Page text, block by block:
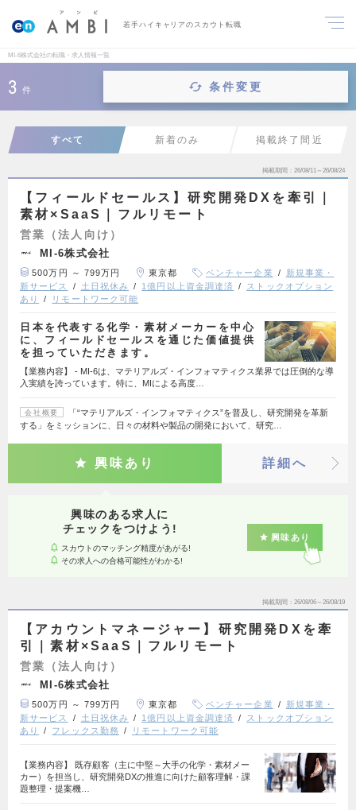
若手ハイキャリアのスカウト転職
MI-6株式会社の転職・求人情報一覧
3 件 条件変更
すべて 新着のみ 掲載終了間近
掲載期間 26/08/11～26/08/24
【フィールドセールス】研究開発DXを牽引｜
素材×SaaS｜フルリモート
営業（法人向け）
MI-6株式会社
500万円 ～ 799万円 東京都 ベンチャー企業
新規事業・
新サービス
土日祝休み 1億円以上資金調達済
ストックオプション
あり
リモートワーク可能
日本を代表する化学・素材メーカーを中心
に、フィールドセールスを通じた価値提供
を担っていただきます。
【業務内容】 - MI-6は、マテリアルズ・インフォマティクス業界では圧倒的な導
入実績を誇っています。特に、MIによる高度…
会社概要
「“マテリアルズ・インフォマティクス”を普及し、研究開発を革新
する」をミッションに、日々の材料や製品の開発において、研究…
興味あり 詳細へ
興味のある求人に
チェックをつけよう!
スカウトのマッチング精度があがる!
その求人への合格可能性がわかる!
興味あり
掲載期間 26/08/06～26/08/19
【アカウントマネージャー】研究開発DXを牽
引｜素材×SaaS｜フルリモート
営業（法人向け）
MI-6株式会社
500万円 ～ 799万円 東京都 ベンチャー企業
新規事業・
新サービス
土日祝休み 1億円以上資金調達済
ストックオプション
あり
フレックス勤務 リモートワーク可能
【業務内容】 既存顧客（主に中堅～大手の化学・素材メー
カー）を担当し、研究開発DXの推進に向けた顧客理解・課
題整理・提案機…